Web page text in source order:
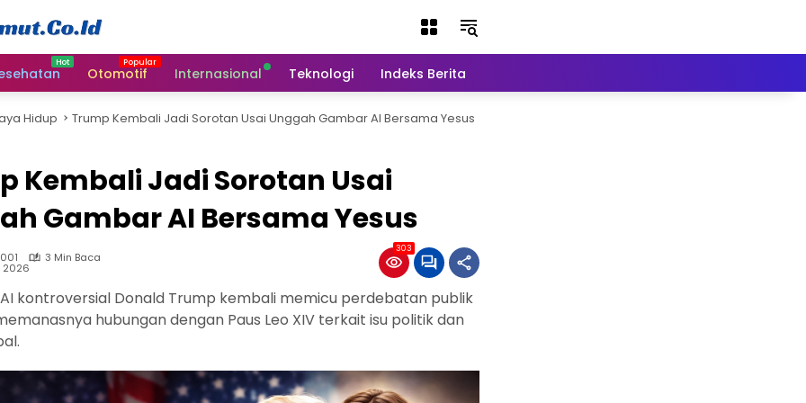
Otomotif Internasional Teknologi Indeks Berita
Hidup Trump Kembali Jadi Sorotan Usai Unggah Gambar AI Bersama Yesus
Kembali Jadi Sorotan Usai
Gambar AI Bersama Yesus
3 Min Baca
2026
303
kontroversial Donald Trump kembali memicu perdebatan publik
hubungan dengan Paus Leo XIV terkait isu politik dan